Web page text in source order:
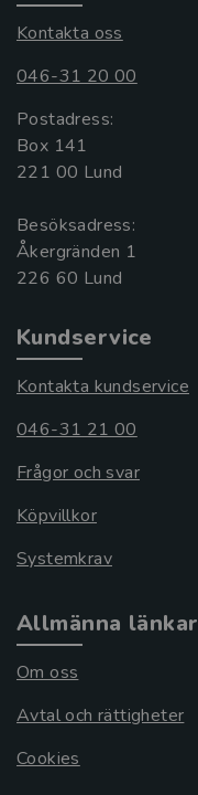
Kontakta oss
046-31 20 00
Postadress:
Box 141
221 00 Lund
Besöksadress:
Åkergränden 1
Kundservice
Kontakta kundservice
046-31 21 00
Frågor och svar
Köpvillkor
Systemkrav
Allmänna länkar
Om oss
Avtal och rättigheter
Cookies